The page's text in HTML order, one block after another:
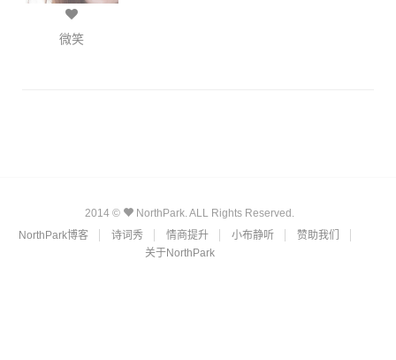
微笑
2014 ©
NorthPark. ALL Rights Reserved.
NorthPark博客
诗词秀 情商提升 小布静听
赞助我们
关于NorthPark